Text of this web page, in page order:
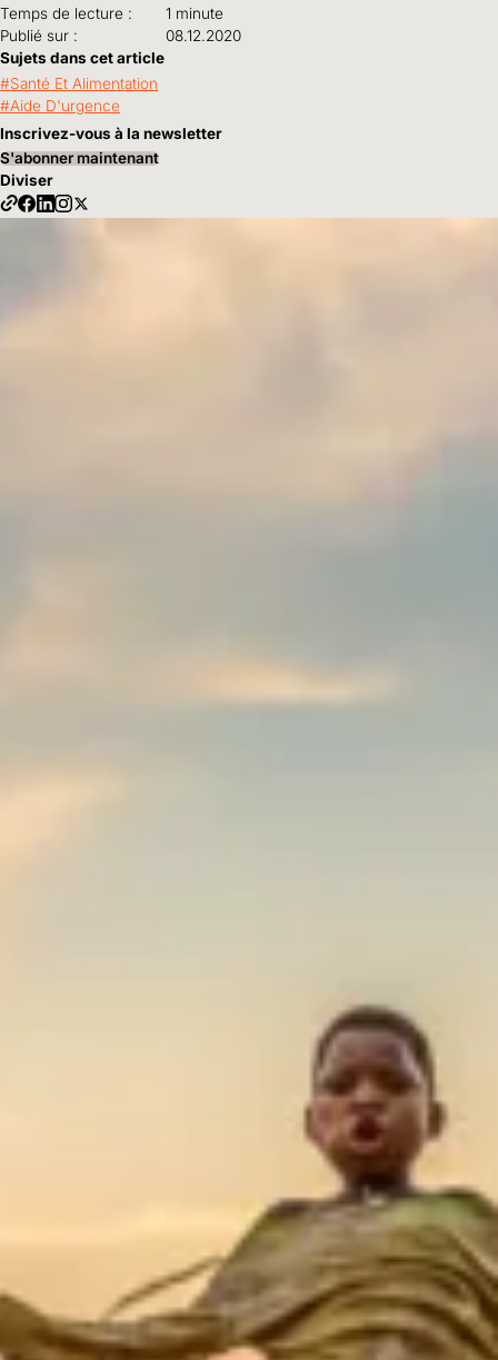
Temps de lecture :
1 minute
Publié sur :
08.12.2020
Sujets dans cet article
Santé Et Alimentation
Aide D'urgence
Inscrivez-vous à la newsletter
S'abonner maintenant
Diviser